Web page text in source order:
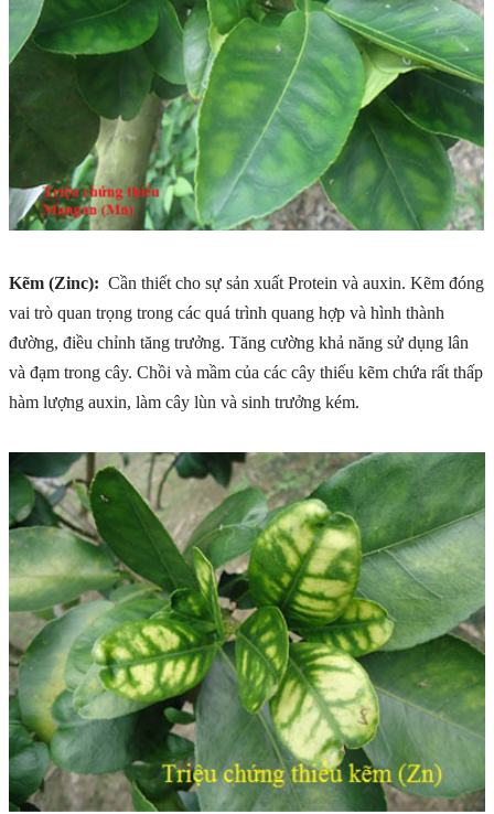
Kẽm (Zinc): Cần thiết cho sự sản xuất Protein và auxin. Kẽm đóng
vai trò quan trọng trong các quá trình quang hợp và hình thành
đường, điều chỉnh tăng trưởng. Tăng cường khả năng sử dụng lân
và đạm trong cây. Chồi và mầm của các cây thiếu kẽm chứa rất thấp
hàm lượng auxin, làm cây lùn và sinh trưởng kém.